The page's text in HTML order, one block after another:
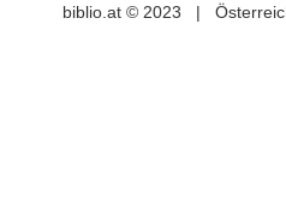
biblio.at © 2023 |